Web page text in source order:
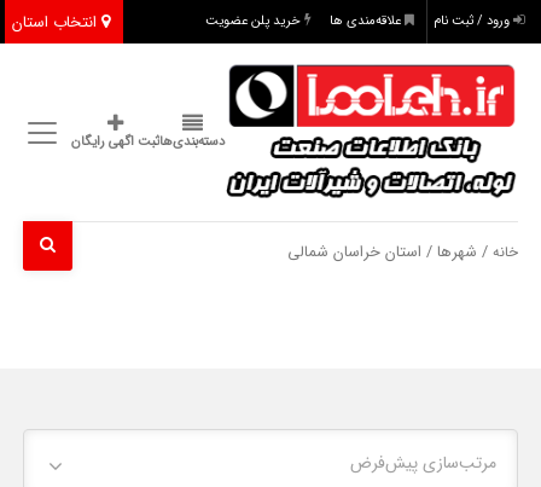
انتخاب استان ورود / ثبت نام علاقه‌مندی ها خرید پلن عضویت
دسته‌بندی‌هاثبت اگهی رایگان
خانه / شهرها / استان خراسان شمالی
مرتب‌سازی پیش‌فرض